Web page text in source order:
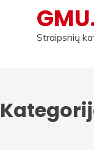
Straipsnių